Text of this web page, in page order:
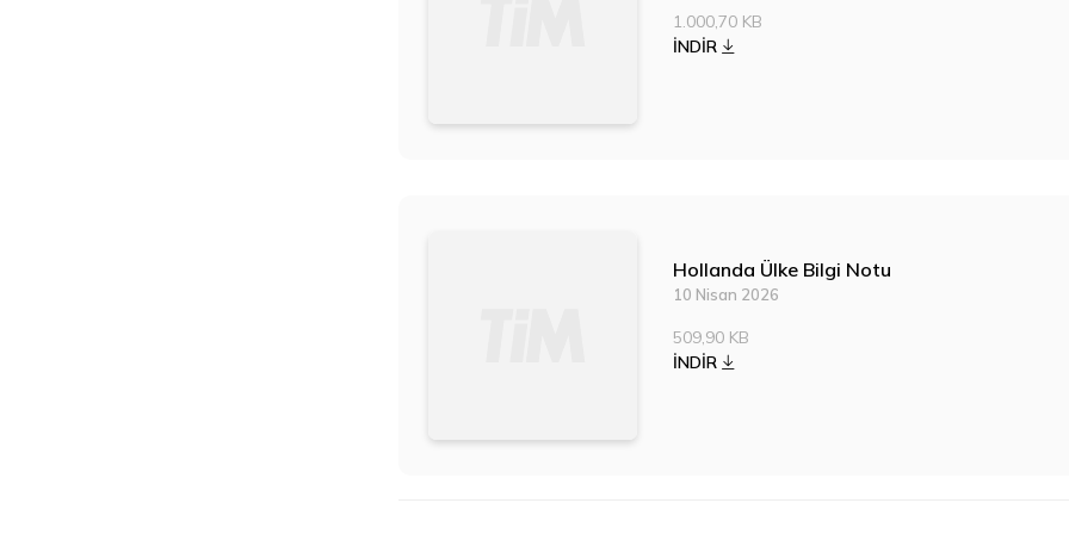
1.000,70 KB
İNDİR
Hollanda Ülke Bilgi Notu
10 Nisan 2026
509,90 KB
İNDİR